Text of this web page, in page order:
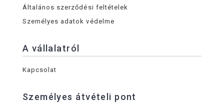
Általános szerződési feltételek
Személyes adatok védelme
A vállalatról
Kapcsolat
Személyes átvételi pont